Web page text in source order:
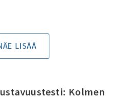
LISÄÄ
Kolmen